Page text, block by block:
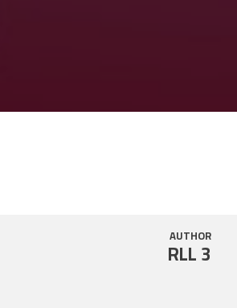
AUTHOR
RLL 3